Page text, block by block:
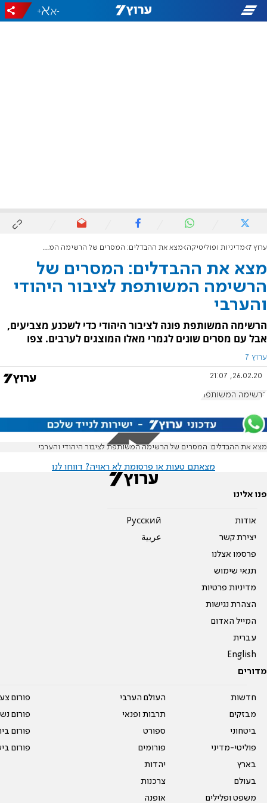
-
+
ערוץ 7 מדיניות ופוליטיקה מצא את ההבדלים: המסרים של הרשימה המשותפת לציבור היהודי והערבי
מצא את ההבדלים: המסרים של
הרשימה המשותפת לציבור היהודי
והערבי
הרשימה המשותפת פונה לציבור היהודי כדי לשכנע מצביעים,
אבל עם מסרים שונים לגמרי מאלו המוצגים לערבים. צפו
ערוץ 7
26.02.20, 21:07
הרשימה המשותפת
מצא את ההבדלים: המסרים של הרשימה המשותפת לציבור היהודי והערבי
מצאתם טעות או פרסומת לא ראויה? דווחו לנו
פנו אלינו
אודות
יצירת קשר
פרסמו אצלנו
תנאי שימוש
מדיניות פרטיות
הצהרת נגישות
המייל האדום
עברית
English
Pусский
عربية
מדורים
חדשות
מבזקים
ביטחוני
פוליטי-מדיני
בארץ
בעולם
משפט ופלילים
העולם הערבי
תרבות ופנאי
ספורט
פורומים
יהדות
צרכנות
אופנה
פורום
פורום
פורום
פורום